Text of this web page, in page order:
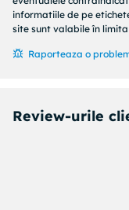
Consumul de energie
Tensiunea de operare
Intensitatea
Adancimea
informatiile de pe
site sunt valabile în limita
Raporteaza o
Review-urile